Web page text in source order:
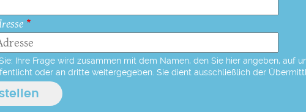
Ihre Frage wird zusammen mit dem Namen, den Sie hier angeben, auf
oder an dritte weitergegeben. Sie dient ausschließlich der